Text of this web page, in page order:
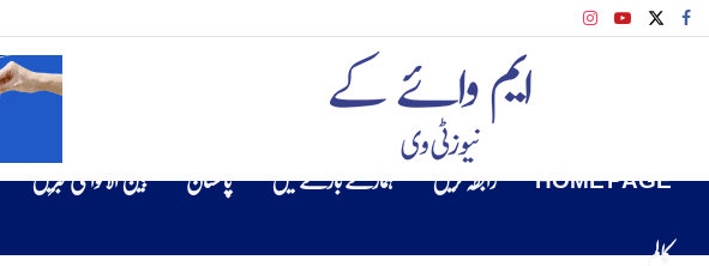
HOME PAGE رابطہ کریں ہمارے بارے میں پاکستان بین الاقوامی خبریں
کالم